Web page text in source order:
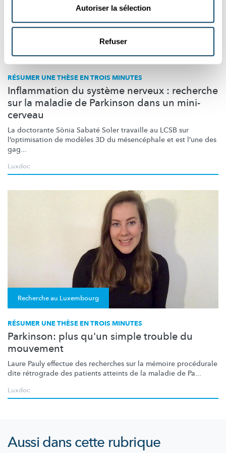
Autoriser la sélection
Refuser
RÉSUMER UNE THÈSE EN TROIS MINUTES
Inflammation du système nerveux : recherche
sur la maladie de Parkinson dans un mini-
cerveau
La doctorante Sònia Sabaté Soler travaille au LCSB sur
l’optimisation de modèles 3D du mésencéphale et est l’une des
gag...
Luxdoc
Recherche au Luxembourg
RÉSUMER UNE THÈSE EN TROIS MINUTES
Parkinson: plus qu'un simple trouble du
mouvement
Laure Pauly effectue des recherches sur la mémoire procédurale
dite rétrograde des patients atteints de la maladie de Pa...
Luxdoc
Aussi dans cette rubrique